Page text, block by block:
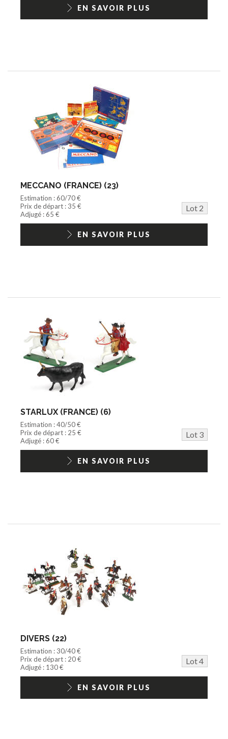
1/18ème moderneEN SAVOIR PLUS
MECCANO (FRANCE) (23)
Estimation : 60/70 €
Prix de départ : 35 €
Lot 2
Adjugé : 65 €
EN SAVOIR PLUS
STARLUX (FRANCE) (6)
Estimation : 40/50 €
Prix de départ : 25 €
Lot 3
Adjugé : 60 €
EN SAVOIR PLUS
DIVERS (22)
Estimation : 30/40 €
Prix de départ : 20 €
Lot 4
Adjugé : 130 €
EN SAVOIR PLUS